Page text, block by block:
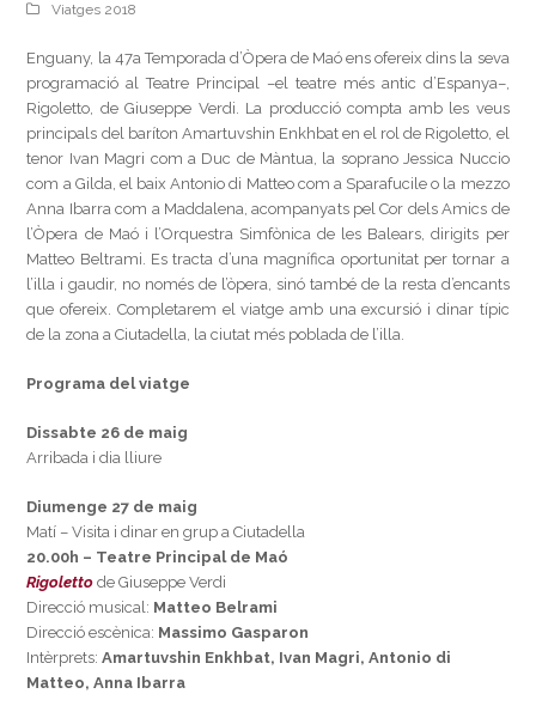
Viatges 2018
Enguany, la 47a Temporada d’Òpera de Maó ens ofereix dins la seva
programació al Teatre Principal –el teatre més antic d’Espanya–,
Rigoletto, de Giuseppe Verdi. La producció compta amb les veus
principals del baríton Amartuvshin Enkhbat en el rol de Rigoletto, el
tenor Ivan Magri com a Duc de Màntua, la soprano Jessica Nuccio
com a Gilda, el baix Antonio di Matteo com a Sparafucile o la mezzo
Anna Ibarra com a Maddalena, acompanyats pel Cor dels Amics de
l’Òpera de Maó i l’Orquestra Simfònica de les Balears, dirigits per
Matteo Beltrami. Es tracta d’una magnífica oportunitat per tornar a
l’illa i gaudir, no només de l’òpera, sinó també de la resta d’encants
que ofereix. Completarem el viatge amb una excursió i dinar típic
de la zona a Ciutadella, la ciutat més poblada de l’illa.
Programa del viatge
Dissabte 26 de maig
Arribada i dia lliure
Diumenge 27 de maig
Matí – Visita i dinar en grup a Ciutadella
20.00h – Teatre Principal de Maó
Rigoletto de Giuseppe Verdi
Direcció musical: Matteo Belrami
Direcció escènica: Massimo Gasparon
Intèrprets:Amartuvshin Enkhbat, Ivan Magri, Antonio di
Matteo, Anna Ibarra